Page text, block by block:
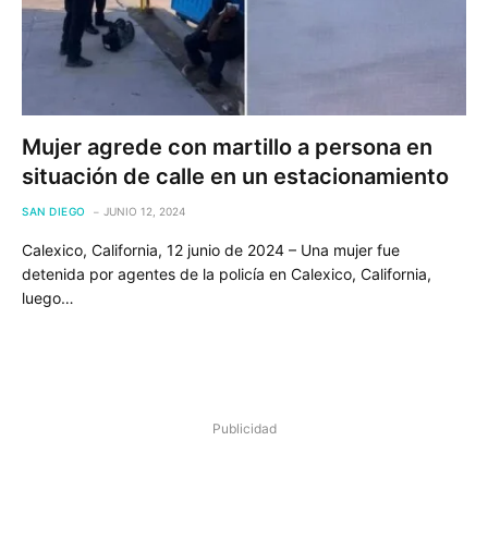
Mujer agrede con martillo a persona en
situación de calle en un estacionamiento
SAN DIEGO JUNIO 12, 2024
Calexico, California, 12 junio de 2024 – Una mujer fue
detenida por agentes de la policía en Calexico, California,
luego…
Publicidad